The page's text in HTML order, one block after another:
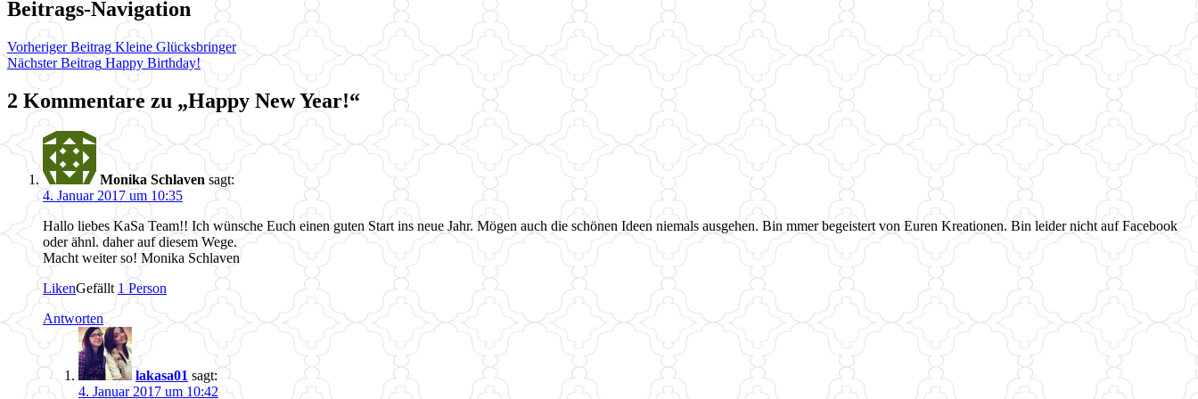
Beitrags-Navigation
Vorheriger BeitragKleine Glücksbringer
Nächster Beitrag Happy Birthday!
2 Kommentare zu „Happy New Year!“
Monika Schlaven sagt:
4. Januar 2017 um 10:35
Hallo liebes KaSa Team!! Ich wünsche Euch einen guten Start ins neue Jahr. Mögen auch die schönen Ideen niemals ausgehen. Bin mmer begeistert von Euren Kreationen. Bin leider nicht auf Facebook
oder ähnl. daher auf diesem Wege.
Macht weiter so! Monika Schlaven
LikenGefällt 1 Person
Antworten
lakasa01 sagt:
4. Januar 2017 um 10:42